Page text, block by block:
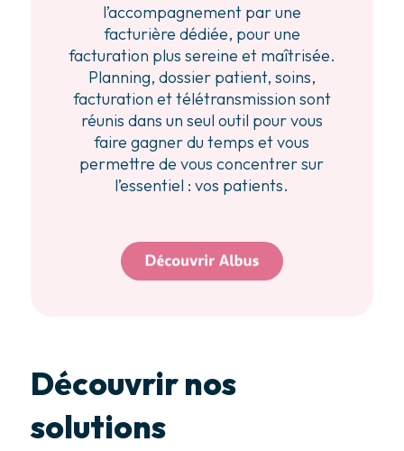
l’accompagnement par une
facturière dédiée, pour une
facturation plus sereine et maîtrisée.
Planning, dossier patient, soins,
facturation et télétransmission sont
réunis dans un seul outil pour vous
faire gagner du temps et vous
permettre de vous concentrer sur
l’essentiel : vos patients.
Découvrir nos
solutions